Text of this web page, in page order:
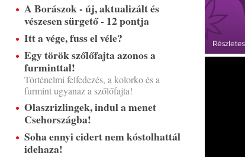
A Borászok - új, aktualizált és
vészesen sürgető - 12 pontja
Itt a vége, fuss el véle?
Egy török szőlőfajta azonos a
furminttal!
Történelmi felfedezés, a kolorko és a
furmint ugyanaz a szőlőfajta!
Olaszrizlingek, indul a menet
Csehországba!
Soha ennyi cidert nem kóstolhattál
idehaza!